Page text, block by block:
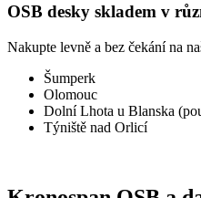
OSB desky skladem v
Nakupte levně a bez čekání na
Šumperk
Olomouc
Dolní Lhota u Blanska
Týniště nad Orlicí